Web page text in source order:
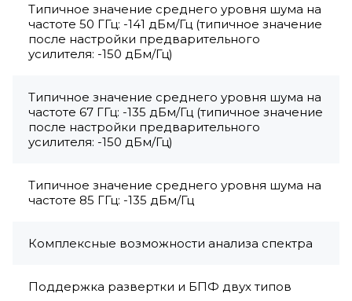
Типичное значение среднего уровня шума на
частоте 50 ГГц: -141 дБм/Гц (типичное значение
после настройки предварительного
усилителя: -150 дБм/Гц)
Типичное значение среднего уровня шума на
частоте 67 ГГц: -135 дБм/Гц (типичное значение
после настройки предварительного
усилителя: -150 дБм/Гц)
Типичное значение среднего уровня шума на
частоте 85 ГГц: -135 дБм/Гц
Комплексные возможности анализа спектра
Поддержка развертки и БПФ двух типов